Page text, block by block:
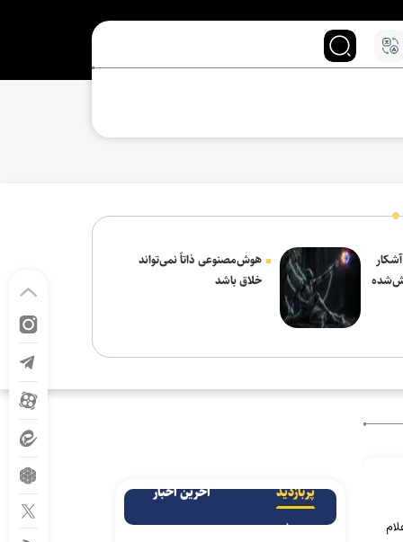
هوش‌مصنوعی ذاتاً نمی‌تواند
خلاق باشد
پربازدید
آخرین اخبار
پربحث